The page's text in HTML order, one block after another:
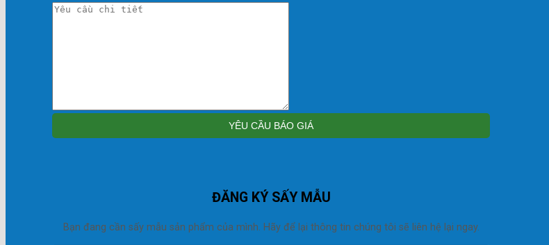
ĐĂNG KÝ SẤY MẪU
Bạn đang cần sấy mẫu sản phẩm của mình. Hãy để lại thông tin chúng tôi sẽ liên hệ lại ngay.